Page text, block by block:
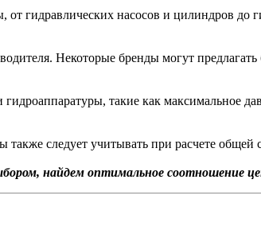
гидравлических насосов и цилиндров до
Некоторые бренды могут
такие как максимальное
следует учитывать при расчете общей
найдем оптимальное соотношение